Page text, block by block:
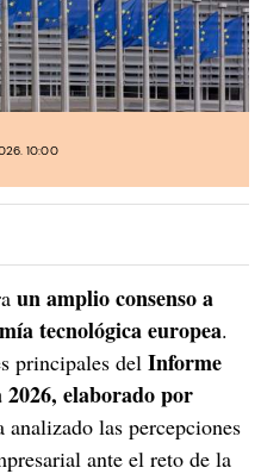
10:00
un amplio consenso a
tecnológica europea.
principales del Informe
elaborado por
analizado las percepciones
ante el reto de la